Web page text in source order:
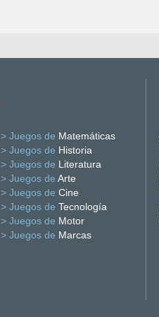
> Juegos de Matemáticas
> Juegos de Historia
> Juegos de Literatura
> Juegos de Arte
> Juegos de Cine
> Juegos de Tecnología
> Juegos de Motor
> Juegos de Marcas